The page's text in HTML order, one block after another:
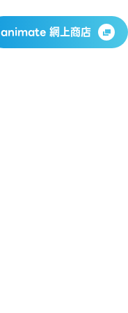
animate 網上商店